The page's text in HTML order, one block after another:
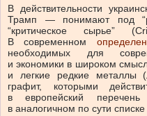
В действительности
Трамп — понимают под
“критическое сырье”
В современном
необходимых для
и экономики в широком
и легкие редкие металлы
графит, которыми
в европейский
в аналогичном по сути